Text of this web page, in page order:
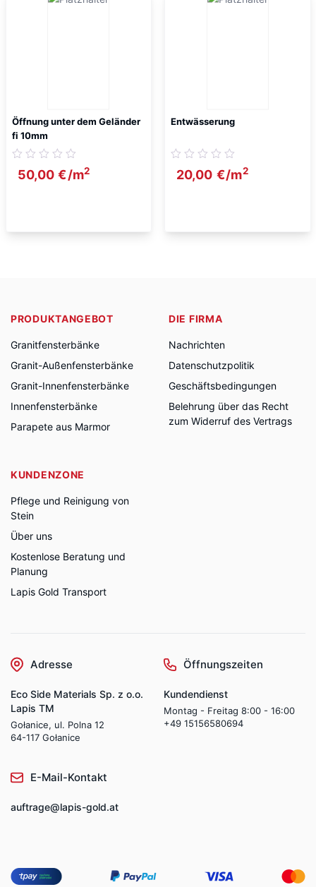
Öffnung unter dem Geländer
fi 10mm
50,00 €/m2
Entwässerung
20,00 €/m2
PRODUKTANGEBOT
Granitfensterbänke
Granit-Außenfensterbänke
Granit-Innenfensterbänke
Innenfensterbänke
Parapete aus Marmor
DIE FIRMA
Nachrichten
Datenschutzpolitik
Geschäftsbedingungen
Belehrung über das Recht
zum Widerruf des Vertrags
KUNDENZONE
Pflege und Reinigung von
Stein
Über uns
Kostenlose Beratung und
Planung
Lapis Gold Transport
Adresse
Eco Side Materials Sp. z o.o.
Lapis TM
Gołanice, ul. Polna 12
64-117 Gołanice
Öffnungszeiten
Kundendienst
Montag - Freitag 8:00 - 16:00
+49 15156580694
E-Mail-Kontakt
auftrage@lapis-gold.at